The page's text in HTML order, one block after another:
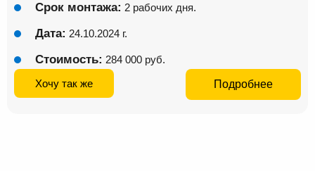
Срок монтажа: 2 рабочих дня.
Дата: 24.10.2024 г.
Стоимость: 284 000 руб.
Хочу так же
Подробнее